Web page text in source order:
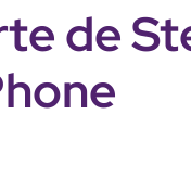
de